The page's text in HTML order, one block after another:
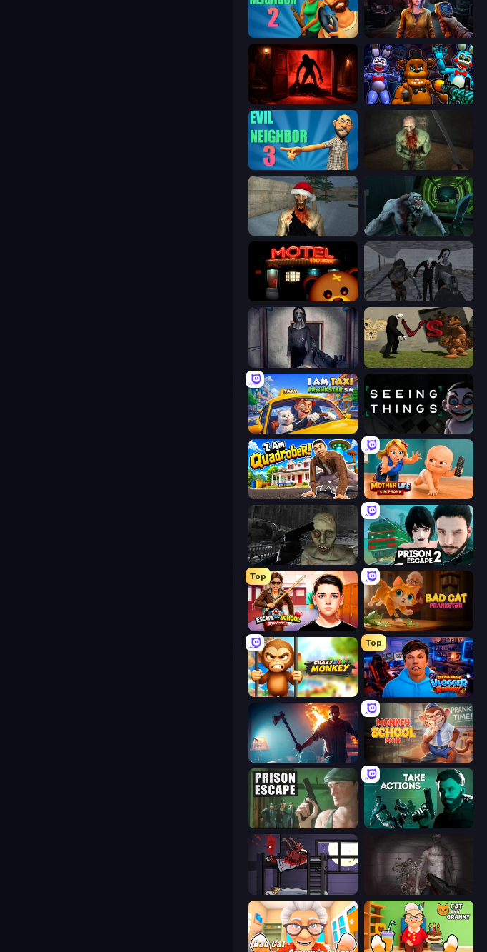
Evil Neighbor 2 Survival Zone Zombie Outbreak
Doors Castle FNaF Shooter
Evil Neighbor 3 Shoot Your Nightmare: The Beginning
Shoot Your Nightmare: Space Isolation
Bear Haven Slendrina Must Die: The School
Slendrina Must Die: The Cellar Slenderman VS Freddy The Fazbear
I Am Taxi Prankster Sim Seeing Things
I Am Quadrober! Mother Life Simulator: Prank
C-Virus Game: Outbreak Prison Escape 2
Top
Escape from School: Runaway Bad Cat Prankster
Crazy Zoo Monkey
Top
Escape from Vlogger: Runaway
You Are Being Watched Monkey School Prank
Prison Escape Take Actions
The Visitor